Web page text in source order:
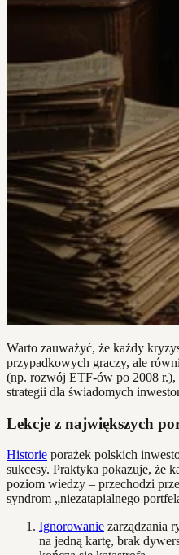
Warto zauważyć, że każdy
przypadkowych graczy, ale
(np. rozwój ETF-ów po 2008
strategii dla świadomych
Lekcje z największych
Historie porażek polskich
sukcesy. Praktyka pokazuje, że
poziom wiedzy – przechodzi
syndrom „niezatapialnego
Ignorowanie zarządzania
na jedną kartę, brak